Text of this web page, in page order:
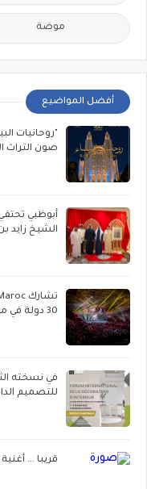
موضة
أفضل المواضيع
"روحانيات
صون التراث
الشيخ زايد
30 دولة في مؤتمر V-Convention 2026 العالمي بماليزيا
في نسخته
للتصميم
قريبا ...